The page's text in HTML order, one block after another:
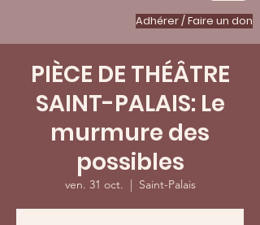
Adhérer / Faire un don
PIÈCE DE THÉÂTRE
SAINT-PALAIS: Le
murmure des
possibles
ven. 31 oct.
  |
Saint-Palais